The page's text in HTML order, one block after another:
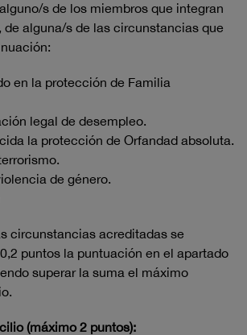
s de los miembros que integran
de alguna/s de las circunstancias que
en la protección de Familia
legal de desempleo.
la protección de Orfandad absoluta.
de género.
circunstancias acreditadas se
puntos la puntuación en el apartado
superar la suma el máximo
(máximo 2 puntos):